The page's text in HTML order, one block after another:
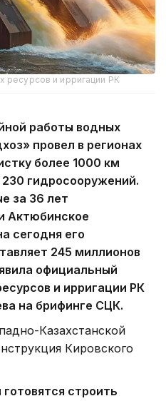
ресурсов и ирригации РК
работы водных
провел в регионах
более 1000 км
гидросооружений.
за 36 лет
Актюбинское
сегодня его
245 миллионов
официальный
и ирригации РК
на брифинге СЦК.
Казахстанской
Кировского
строить